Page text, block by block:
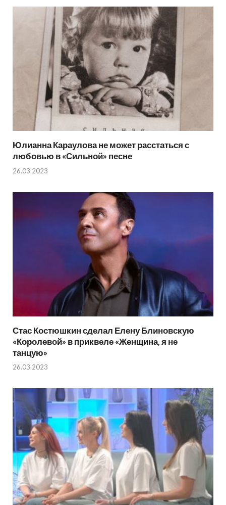
Юлианна Караулова не может расстаться с
любовью в «Сильной» песне
26.03.2023
Стас Костюшкин сделал Елену Блиновскую
«Королевой» в приквеле «Женщина, я не
танцую»
26.03.2023